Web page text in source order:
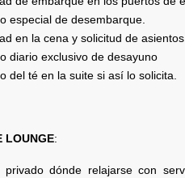
especial de desembarque.
en la cena y solicitud de asientos.
diario exclusivo de desayuno
del té en la suite si así lo solicita.
LOUNGE:
privado dónde relajarse con